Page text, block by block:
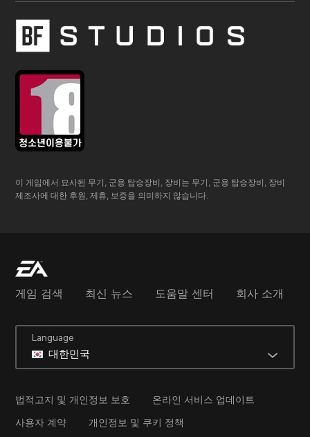
이 게임에서 묘사된 무기, 군용 탑승장비, 장비는 무기, 군용 탑승장비, 장비
제조사에 대한 후원, 제휴, 보증을 의미하지 않습니다.